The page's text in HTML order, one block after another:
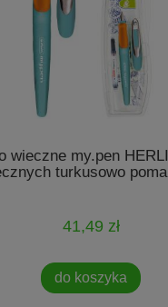
wieczne my.pen
turkusowo
41,49 zł
do koszyka